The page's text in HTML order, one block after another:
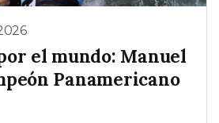
el mundo: Manuel
Panamericano